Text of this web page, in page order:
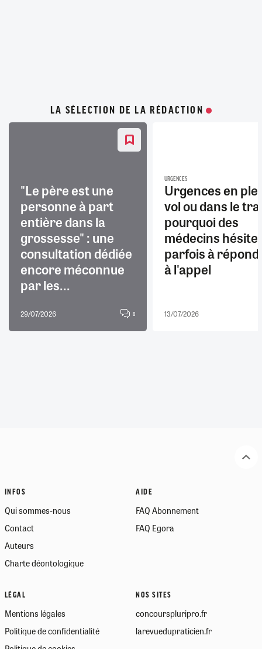
LA SÉLECTION DE LA RÉDACTION
"Le père est une
personne à part
entière dans la
grossesse" : une
consultation dédiée
encore méconnue
par les...
29/07/2026 8
URGENCES
Urgences en
vol ou dans le
pourquoi des
médecins
parfois à
à l'appel
13/07/2026
INFOS
Qui sommes-nous
Contact
Auteurs
Charte déontologique
AIDE
FAQ Abonnement
FAQ Egora
LÉGAL
Mentions légales
Politique de confidentialité
NOS SITES
concourspluripro.fr
larevuedupraticien.fr